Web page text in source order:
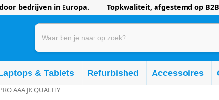
bedrijven in Europa. Topkwaliteit, afgestemd op
& Tablets Refurbished Accessoires
AAA JK QUALITY